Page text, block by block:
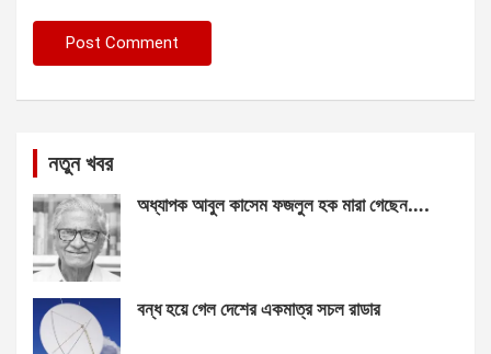
নতুন খবর
অধ্যাপক আবুল কাসেম ফজলুল হক মারা গেছেন….
বন্ধ হয়ে গেল দেশের একমাত্র সচল রাডার